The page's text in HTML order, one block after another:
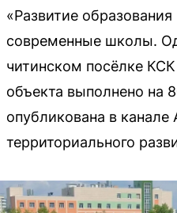
«Развитие
современные школы.
читинском посёлке
объекта выполнено на
опубликована в канале
территориального